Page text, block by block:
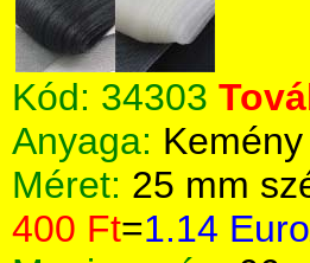
Kód: 34303
Anyaga:
Méret: 25 mm
400 Ft=1.14 Euro